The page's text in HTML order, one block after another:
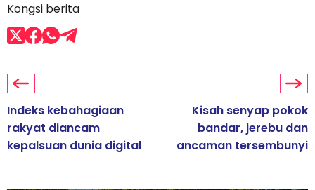
Kongsi berita
Indeks kebahagiaan
rakyat diancam
kepalsuan dunia digital
Kisah senyap pokok
bandar, jerebu dan
ancaman tersembunyi